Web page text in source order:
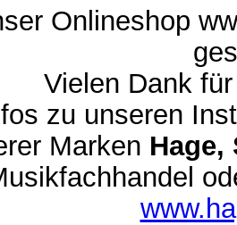
Onlineshop
Vielen Dank
zu unseren
Marken Hage,